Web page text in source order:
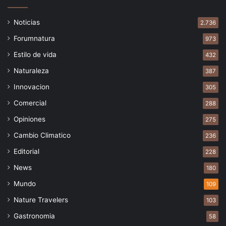
Noticias 2.736
Forumnatura 973
Estilo de vida 432
Naturaleza 387
Innovacion 305
Comercial 288
Opiniones 275
Cambio Climatico 236
Editorial 228
News 180
Mundo 109
Nature Travelers 103
Gastronomia 58